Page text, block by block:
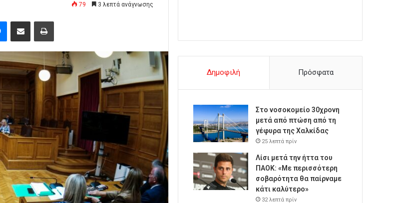
79 3 λεπτά ανάγνωσης
Δημοφιλή Πρόσφατα
Στο νοσοκομείο 30χρονη
μετά από πτώση από τη
γέφυρα της Χαλκίδας
25 λεπτά πρίν
Λίσι μετά την ήττα του
ΠΑΟΚ: «Με περισσότερη
σοβαρότητα θα παίρναμε
κάτι καλύτερο»
32 λεπτά πρίν